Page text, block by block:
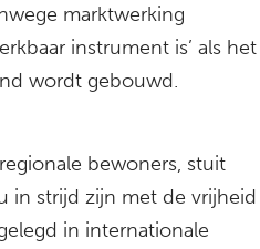
marktwerking
instrument is’ als het
wordt gebouwd.
bewoners, stuit
in strijd zijn met de vrijheid
in internationale